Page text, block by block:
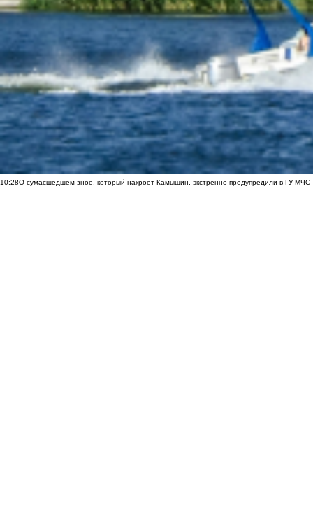
10:28О сумасшедшем зное, который накроет Камышин, экстренно предупредили в ГУ МЧС